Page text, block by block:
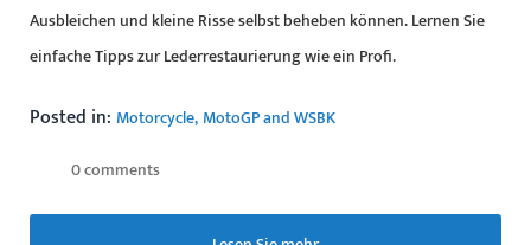
Ausbleichen und kleine Risse selbst beheben können. Lernen Sie
einfache Tipps zur Lederrestaurierung wie ein Profi.
Posted in: Motorcycle MotoGP and WSBK
0 comments